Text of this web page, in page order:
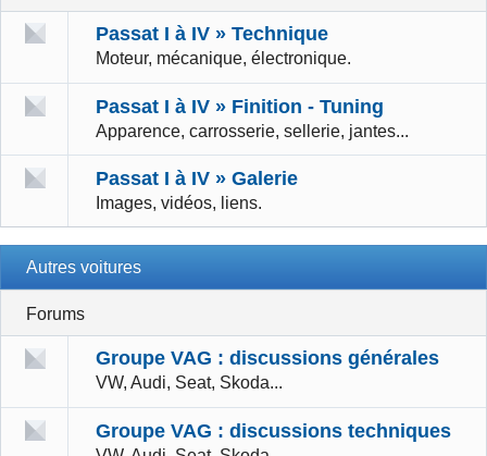
Passat I à IV » Technique
Moteur, mécanique, électronique.
Passat I à IV » Finition - Tuning
Apparence, carrosserie, sellerie, jantes...
Passat I à IV » Galerie
Images, vidéos, liens.
Autres voitures
Forums
Groupe VAG : discussions générales
VW, Audi, Seat, Skoda...
Groupe VAG : discussions techniques